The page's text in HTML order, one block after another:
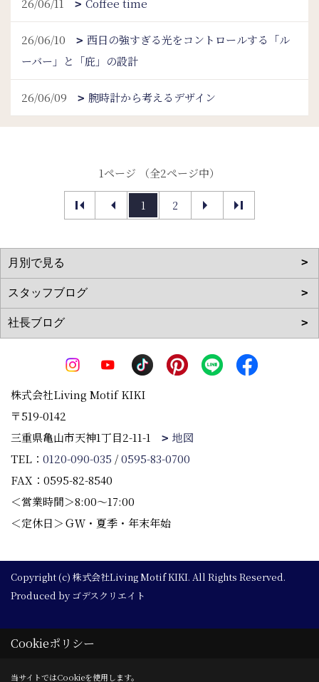
26/06/11 Coffee time
26/06/10
西日の強すぎる光をコントロールする「ル
ーバー」と「庇」の設計
26/06/09 腕時計から考えるデザイン
1ページ （全2ページ中）
1 2
株式会社Living Motif KIKI
〒519-0142
三重県亀山市天神1丁目2-11-1
地図
TEL： 0120-090-035 /0595-83-0700
FAX：0595-82-8540
＜営業時間＞8:00～17:00
＜定休日＞ＧＷ・夏季・年末年始
Copyright (c) 株式会社Living Motif KIKI. All Rights Reserved.
Produced by ゴデスクリエイト
Cookieポリシー
当サイトではCookieを使用します。